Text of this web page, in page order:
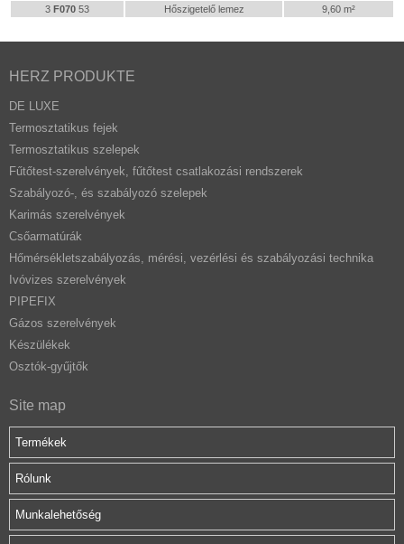
3 F070 53 Hőszigetelő lemez 9,60 m²
HERZ PRODUKTE
DE LUXE
Termosztatikus fejek
Termosztatikus szelepek
Fűtőtest-szerelvények, fűtőtest csatlakozási rendszerek
Szabályozó-, és szabályozó szelepek
Karimás szerelvények
Csőarmatúrák
Hőmérsékletszabályozás, mérési, vezérlési és szabályozási technika
Ivóvizes szerelvények
PIPEFIX
Gázos szerelvények
Készülékek
Osztók-gyűjtők
Site map
Termékek
Rólunk
Munkalehetőség